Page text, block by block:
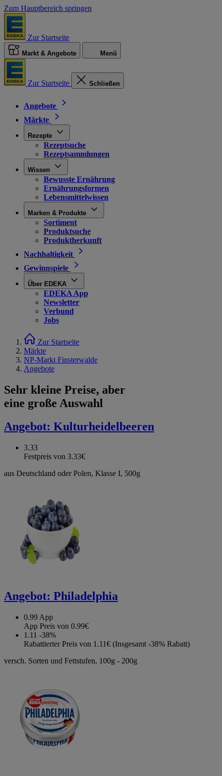
Zum Hauptbereich springen
Zur Startseite
Markt & Angebote Menü
Zur Startseite Schließen
Angebote
Märkte
Rezepte
Rezeptsuche
Rezeptsammlungen
Wissen
Bewusste Ernährung
Ernährungsformen
Lebensmittelwissen
Marken & Produkte
Sortiment
Produktsuche
Produktherkunft
Nachhaltigkeit
Gewinnspiele
Über EDEKA
EDEKA App
Newsletter
Verbund
Jobs
Zur Startseite
Märkte
NP-Markt Finsterwalde
Angebote
Sehr kleine Preise, aber
eine große Auswahl
Angebot: Kulturheidelbeeren
3.33
Festpreis von 3.33€
aus Deutschland oder Polen, Klasse I, 500g
Angebot: Philadelphia
0.99 App
App Preis von 0.99€
1.11 -38%
Rabattierter Preis von 1.11€ (Insgesamt -38% Rabatt)
versch. Sorten und Fettstufen, 100g - 200g